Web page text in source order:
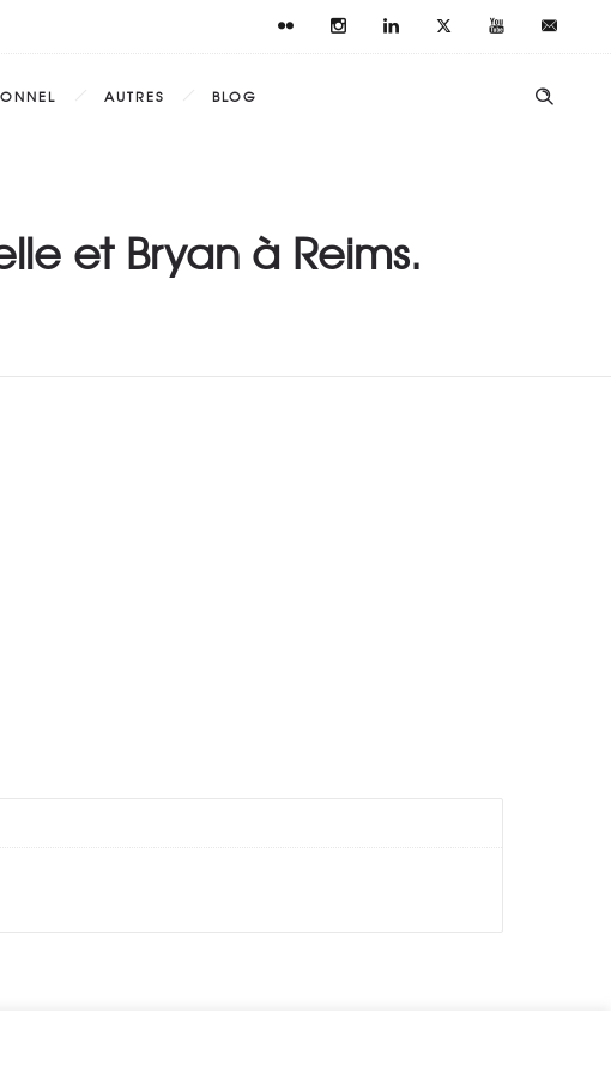
AUTRES
BLOG
et Bryan à Reims.